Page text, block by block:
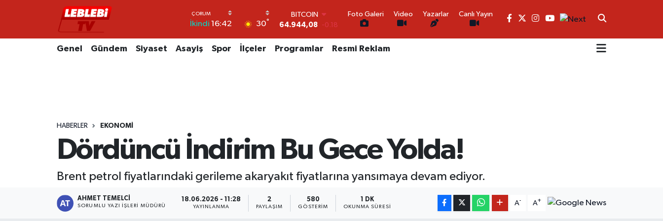
İkindi 16:42 30°
DOLAR
47,7436
0.18
EURO
55,2510 0.32
Foto Galeri Video Yazarlar Canlı Yayın
Genel Gündem Siyaset Asayiş Spor İlçeler Programlar Resmi Reklam
HABERLER EKONOMI
Dördüncü İndirim Bu Gece Yolda!
Brent petrol fiyatlarındaki gerileme akaryakıt fiyatlarına yansımaya devam ediyor.
AHMET TEMELCI
SORUMLU YAZI İŞLERI MÜDÜRÜ
18.06.2026 - 11:28
YAYINLANMA
2
PAYLAŞIM
580
GÖSTERIM
1 DK
OKUNMA SÜRESI
A- A+
Hava Durumu
Tüm Manşetler